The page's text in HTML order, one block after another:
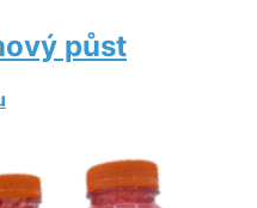
půst